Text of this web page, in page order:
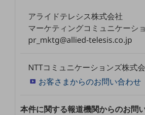
社外からの評価実績
サステナビリティ
NTTドコモビジネスグループのサステナビリ
サステナビリティ基本方針
サステナビリティレポート
アライドテレシス株式会社
マーケティングコミュニケーシ
pr_mktg@allied-telesis.co.jp
NTTコミュニケーションズ株式
お客さまからのお問い合わせ
本件に関する報道機関からのお問